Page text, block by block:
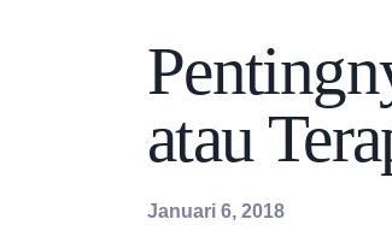
atau
Januari 6, 2018